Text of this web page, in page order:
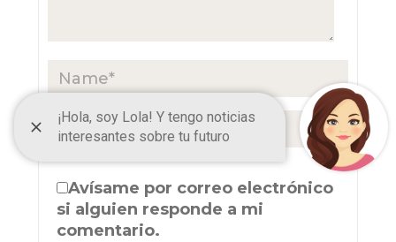
Avísame por correo electrónico
si alguien responde a mi
comentario.